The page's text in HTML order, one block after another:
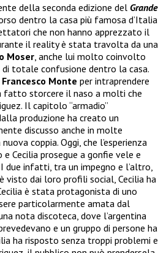
della seconda edizione del Grande
dentro la casa più famosa d’Italia
che non hanno apprezzato il
il reality è stata travolta da una
Moser , anche lui molto coinvolto
di totale confusione dentro la casa.
Francesco Monte per intraprendere
fatto storcere il naso a molti che
Il capitolo “armadio”
produzione ha creato un
discusso anche in molte
coppia. Oggi, che l’esperienza
Cecilia prosegue a gonfie vele e
infatti, tra un impegno e l’altro,
visto dai loro profili social, Cecilia ha
è stata protagonista di uno
particolarmente amata dal
nota discoteca, dove l’argentina
e un gruppo di persone ha
ha risposto senza troppi problemi e